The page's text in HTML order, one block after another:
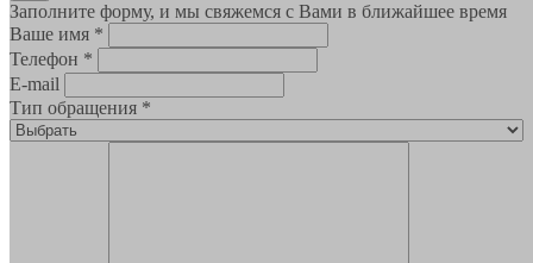
Заполните форму, и мы свяжемся с Вами в ближайшее время
Ваше имя *
Телефон *
E-mail
Тип обращения *